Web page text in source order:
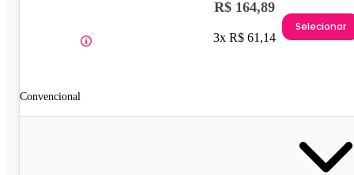
Convencional
R$ 164,89
3x R$ 61,14
Selecionar